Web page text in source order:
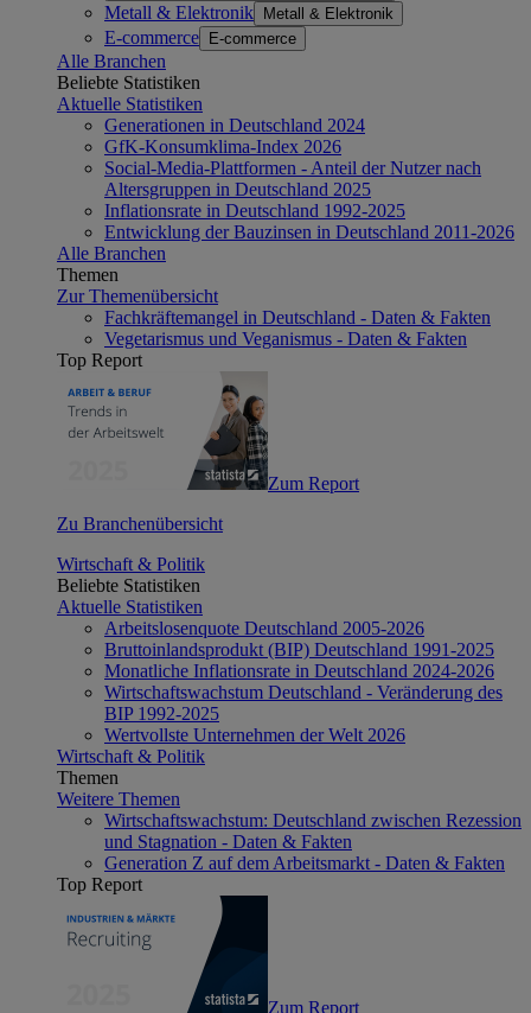
Metall & Elektronik Metall & Elektronik
E-commerce E-commerce
Alle Branchen
Beliebte Statistiken
Aktuelle Statistiken
Generationen in Deutschland 2024
GfK-Konsumklima-Index 2026
Social-Media-Plattformen - Anteil der Nutzer nach
Altersgruppen in Deutschland 2025
Inflationsrate in Deutschland 1992-2025
Entwicklung der Bauzinsen in Deutschland 2011-2026
Alle Branchen
Themen
Zur Themenübersicht
Fachkräftemangel in Deutschland - Daten & Fakten
Vegetarismus und Veganismus - Daten & Fakten
Top Report
Zum Report
Zu Branchenübersicht
Wirtschaft & Politik
Beliebte Statistiken
Aktuelle Statistiken
Arbeitslosenquote Deutschland 2005-2026
Bruttoinlandsprodukt (BIP) Deutschland 1991-2025
Monatliche Inflationsrate in Deutschland 2024-2026
Wirtschaftswachstum Deutschland - Veränderung des
BIP 1992-2025
Wertvollste Unternehmen der Welt 2026
Wirtschaft & Politik
Themen
Weitere Themen
Wirtschaftswachstum: Deutschland zwischen Rezession
und Stagnation - Daten & Fakten
Generation Z auf dem Arbeitsmarkt - Daten & Fakten
Top Report
Zum Report